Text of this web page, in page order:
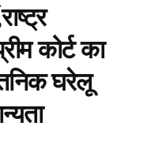
कोर्ट का
घरेलू